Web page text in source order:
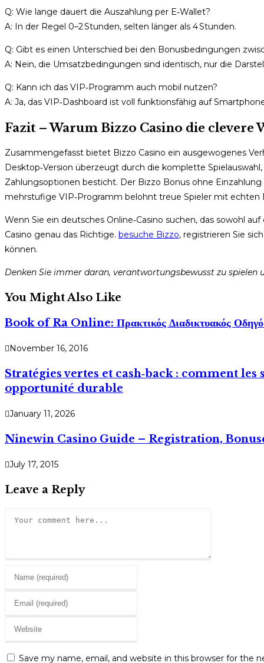
Q: Wie lange dauert die Auszahlung per E‑Wallet?
A: In der Regel 0–2 Stunden, selten länger als 4 Stunden.
Q: Gibt es einen Unterschied bei den Bonusbedingungen
A: Nein, die Umsatzbedingungen sind identisch, nur die
Q: Kann ich das VIP‑Programm auch mobil nutzen?
A: Ja, das VIP‑Dashboard ist voll funktionsfähig auf
Fazit – Warum Bizzo Casino die clevere
Zusammengefasst bietet Bizzo Casino ein ausgewogenes
Desktop‑Version überzeugt durch die komplette
Zahlungsoptionen besticht. Der Bizzo Bonus ohne
mehrstufige VIP‑Programm belohnt treue Spieler mit echten
Wenn Sie ein deutsches Online‑Casino suchen, das sowohl
Casino genau das Richtige. besuche Bizzo, registrieren Sie
können.
Denken Sie immer daran, verantwortungsbewusst zu
You Might Also Like
Book of Ra Online: Πρακτικός Διαδικτυακός
November 16, 2016
Stratégies vertes et cash‑back : comment
opportunité durable
January 11, 2026
Ninewin Casino Guide – Registration,
July 17, 2015
Leave a Reply
Enter
name
username
comment
Enter
email
to
Enter
websiteSave my name, email, and website in this browser for the